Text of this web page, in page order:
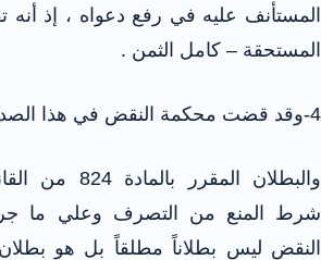
المستأنف عليه في رفع دعواه ، إذ أنه
المستحقة – كامل الثمن .
4-وقد قضت محكمة النقض في هذا الصدد أنه .
والبطلان
شرط المنع من التصرف وعلي ما
النقض ليس بطلاناً مطلقاً بل هو